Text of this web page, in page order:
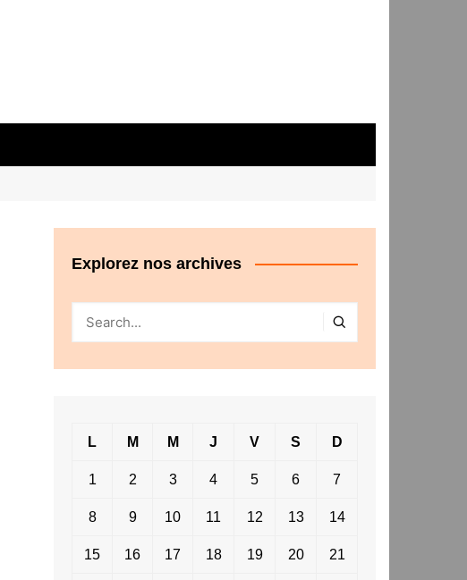
Explorez nos archives
L M M J V S D
1 2 3 4 5 6 7
8 9 10 11 12 13 14
15 16 17 18 19 20 21